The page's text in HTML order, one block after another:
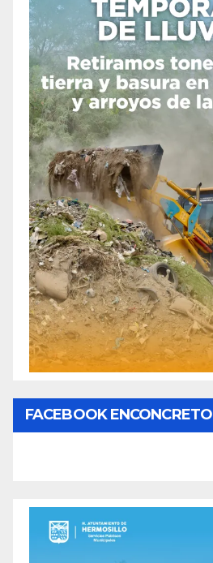
FACEBOOK ENCONCRETO